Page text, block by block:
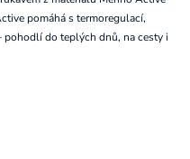
pomáhá s termoregulací,
do teplých dnů, na cesty i